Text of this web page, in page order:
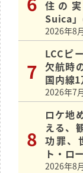
住の
Suica
2026年8
LCCピ
欠航時
国内線
2026年7
ロケ地
える、
功罪、
ト・ロ
2026年8